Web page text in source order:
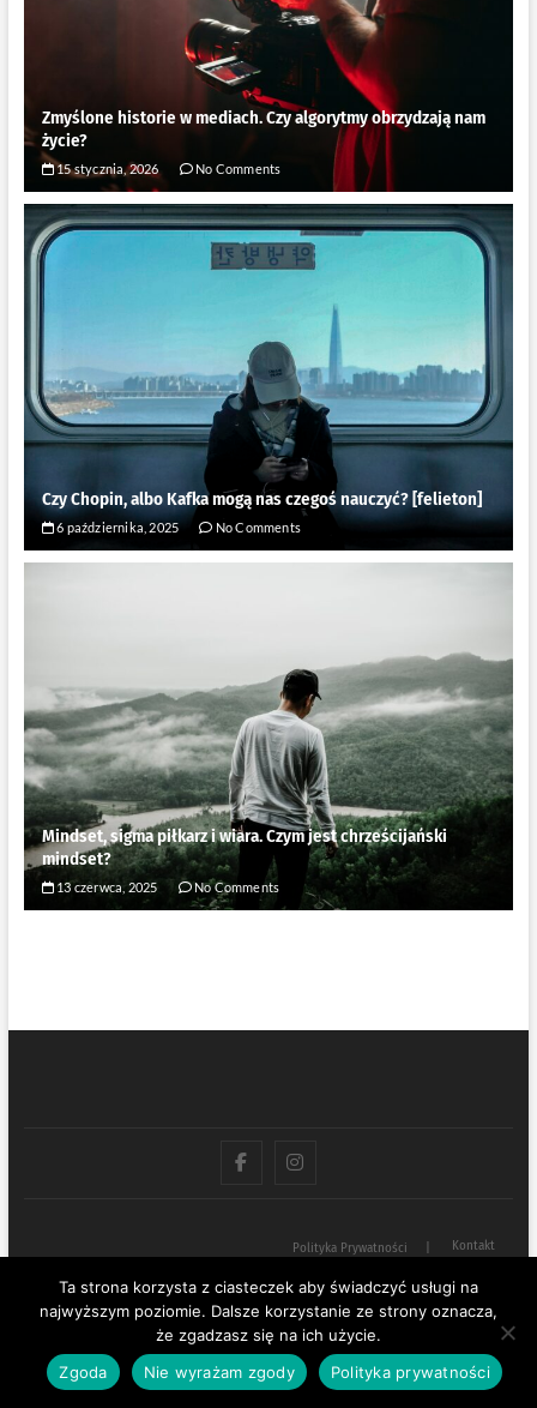
Zmyślone historie w mediach. Czy algorytmy obrzydzają nam
życie?
15 stycznia, 2026 No Comments
Czy Chopin, albo Kafka mogą nas czegoś nauczyć? [felieton]
6 października, 2025 No Comments
Mindset, sigma piłkarz i wiara. Czym jest chrześcijański
mindset?
13 czerwca, 2025 No Comments
fb IG
Polityka Prywatności Kontakt
Poza Logiką – wiara i samorozwój z duszą i ciałem| Designed by: Theme
Freesia|WordPress| © Copyright All right reserved
Ta strona korzysta z ciasteczek aby świadczyć usługi na
najwyższym poziomie. Dalsze korzystanie ze strony oznacza,
że zgadzasz się na ich użycie.
Zgoda
Nie wyrażam zgody Polityka prywatności